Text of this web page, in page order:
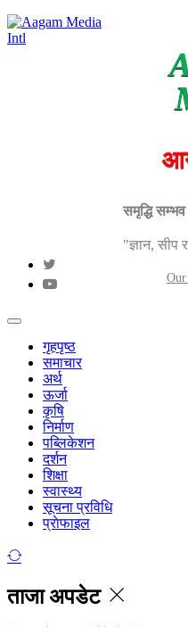
समृद्धि
"ज्ञान, सीप
Our
गृहपृष्ठ
समाचार
अर्थ
ऊर्जा
कृषि
निर्माण
पब्लिकेशन
दर्शन
शिक्षा
स्वास्थ्य
सूचना प्रविधि
प्राेफाइल
ताजा अपडेट